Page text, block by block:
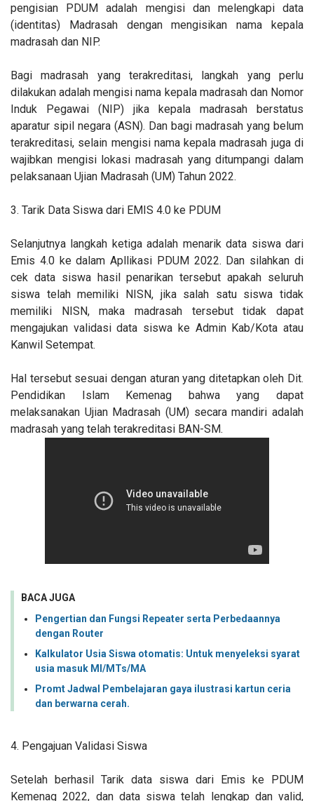
pengisian PDUM adalah mengisi dan melengkapi data
(identitas) Madrasah dengan mengisikan nama kepala
madrasah dan NIP.
Bagi madrasah yang terakreditasi, langkah yang perlu
dilakukan adalah mengisi nama kepala madrasah dan Nomor
Induk Pegawai (NIP) jika kepala madrasah berstatus
aparatur sipil negara (ASN). Dan bagi madrasah yang belum
terakreditasi, selain mengisi nama kepala madrasah juga di
wajibkan mengisi lokasi madrasah yang ditumpangi dalam
pelaksanaan Ujian Madrasah (UM) Tahun 2022.
3. Tarik Data Siswa dari EMIS 4.0 ke PDUM
Selanjutnya langkah ketiga adalah menarik data siswa dari
Emis 4.0 ke dalam Apllikasi PDUM 2022. Dan silahkan di
cek data siswa hasil penarikan tersebut apakah seluruh
siswa telah memiliki NISN, jika salah satu siswa tidak
memiliki NISN, maka madrasah tersebut tidak dapat
mengajukan validasi data siswa ke Admin Kab/Kota atau
Kanwil Setempat.
Hal tersebut sesuai dengan aturan yang ditetapkan oleh Dit.
Pendidikan Islam Kemenag bahwa yang dapat
melaksanakan Ujian Madrasah (UM) secara mandiri adalah
madrasah yang telah terakreditasi BAN-SM.
BACA JUGA
Pengertian dan Fungsi Repeater serta Perbedaannya
dengan Router
Kalkulator Usia Siswa otomatis: Untuk menyeleksi syarat
usia masuk MI/MTs/MA
Promt Jadwal Pembelajaran gaya ilustrasi kartun ceria
dan berwarna cerah.
4. Pengajuan Validasi Siswa
Setelah berhasil Tarik data siswa dari Emis ke PDUM
Kemenag 2022, dan data siswa telah lengkap dan valid,